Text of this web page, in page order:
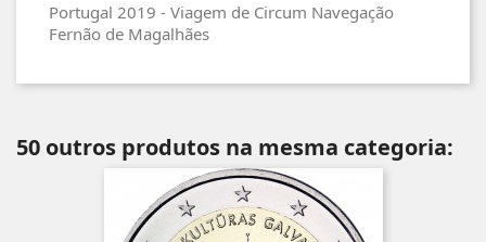
Portugal 2019 - Viagem de Circum Navegação
Fernão de Magalhães
50 outros produtos na mesma categoria: